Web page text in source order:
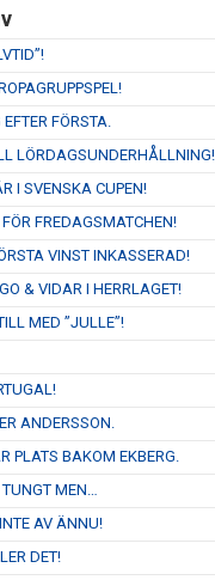
FÖRSTA.
LÖRDAGSUNDERHÅLLNING!
I SVENSKA CUPEN!
FREDAGSMATCHEN!
VINST INKASSERAD!
& VIDAR I HERRLAGET!
MED ”JULLE”!
ANDERSSON.
PLATS BAKOM EKBERG.
MEN…
AV ÄNNU!
DET!